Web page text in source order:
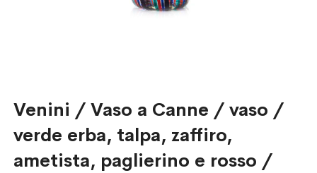
Venini / Vaso a Canne / vaso /
verde erba, talpa, zaffiro,
ametista, paglierino e rosso /